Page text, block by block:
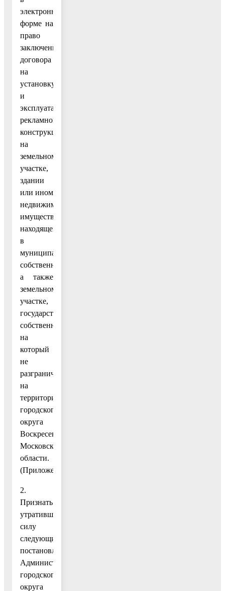
электронной
форме на
право
заключения
договора
на
установку
и
эксплуатацию
рекламной
конструкции
на
земельном
участке,
здании
или ином
недвижимом
имуществе,
находящемся
в
муниципальной
собственности,
а также
земельном
участке,
государственная
собственность
на
который
не
разграничена,
на
территории
городского
округа
Воскресенск
Московской
области.
(Приложение.)
2.
Признать
утратившими
силу
следующие
постановления
Администрации
городского
округа